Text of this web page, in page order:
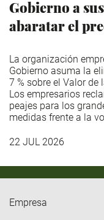
Gobierno a
abaratar el
La organización
Gobierno asuma la
7 % sobre el Valor de
Los empresarios
peajes para los
medidas frente a la
22 JUL 2026
Empresa